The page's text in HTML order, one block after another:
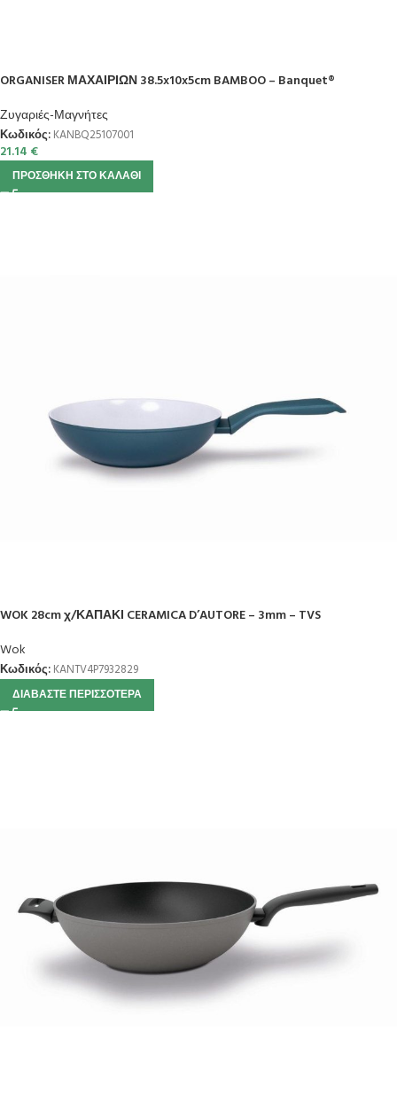
ORGANISER ΜΑΧΑΙΡΙΩΝ 38.5x10x5cm BAMBOO – Banquet®
Ζυγαριές-Μαγνήτες
Κωδικός: KANBQ25107001
21.14 €
ΠΡΟΣΘΉΚΗ ΣΤΟ ΚΑΛΆΘΙ
WOK 28cm χ/ΚΑΠΑΚΙ CERAMICA D’AUTORE – 3mm – TVS
Wok
Κωδικός: KANTV4P7932829
ΔΙΑΒΆΣΤΕ ΠΕΡΙΣΣΌΤΕΡΑ